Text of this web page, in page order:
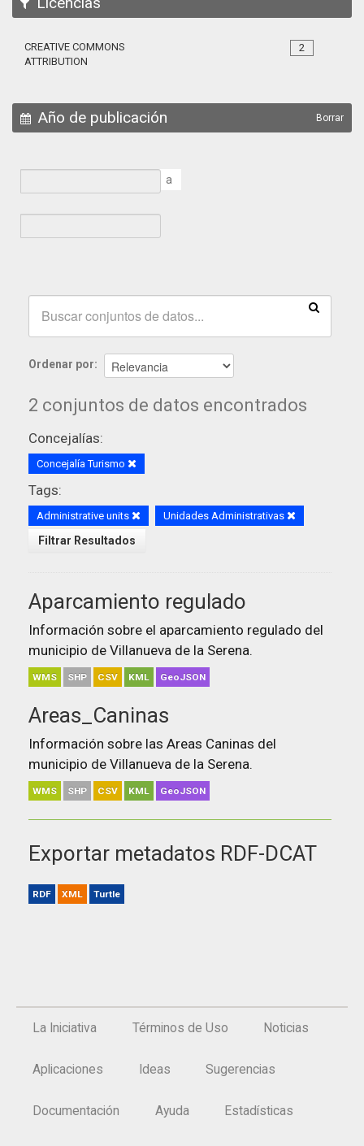
2
CREATIVE COMMONS
ATTRIBUTION
Año de publicación Borrar
a
Ordenar por
2 conjuntos de datos encontrados
Concejalías:
Concejalía Turismo
Tags:
Administrative units Unidades Administrativas
Filtrar Resultados
Aparcamiento regulado
Información sobre el aparcamiento regulado del
municipio de Villanueva de la Serena.
WMS SHP CSV KML GeoJSON
Areas_Caninas
Información sobre las Areas Caninas del
municipio de Villanueva de la Serena.
WMS SHP CSV KML GeoJSON
Exportar metadatos RDF-DCAT
RDF XML Turtle
La Iniciativa Términos de Uso Noticias
Aplicaciones Ideas Sugerencias
Documentación Ayuda Estadísticas